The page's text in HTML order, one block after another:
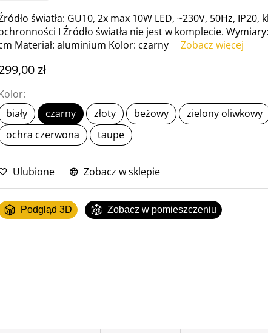
światła: GU10, 2x max 10W LED, ~230V, 50Hz, IP20,
I Źródło światła nie jest w komplecie.
Materiał: aluminium Kolor: czarny
Zobacz więcej
zł
biały
czarny złoty beżowy
zielony oliwkowy
ochra czerwona
taupe
Ulubione Zobacz w sklepie
Podgląd 3D Zobacz w pomieszczeniu